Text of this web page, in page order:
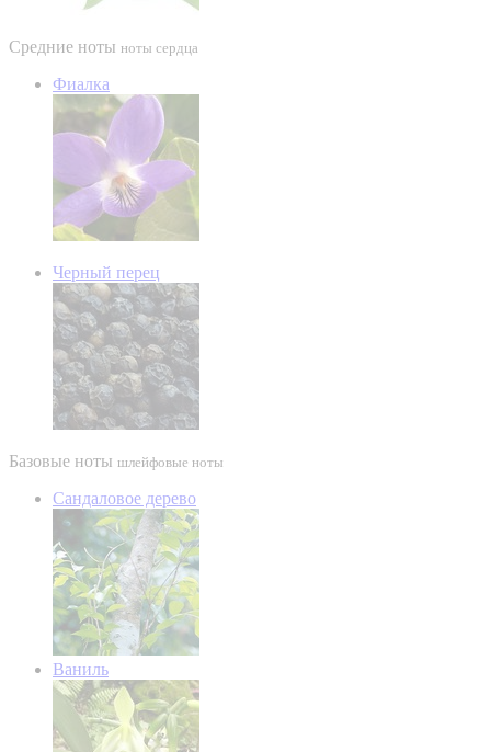
Средние ноты ноты сердца
Фиалка
Черный перец
Базовые ноты шлейфовые ноты
Сандаловое дерево
Ваниль